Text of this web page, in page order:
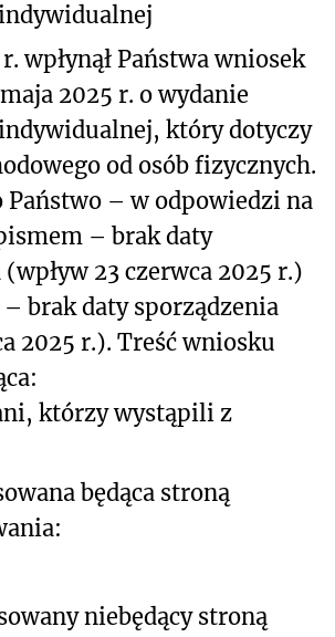
wpłynął Państwa wniosek
2025 r. o wydanie
który dotyczy
od osób fizycznych.
Państwo – w odpowiedzi na
– brak daty
23 czerwca 2025 r.)
brak daty sporządzenia
2025 r.). Treść wniosku
którzy wystąpili z
będąca stroną
niebędący stroną